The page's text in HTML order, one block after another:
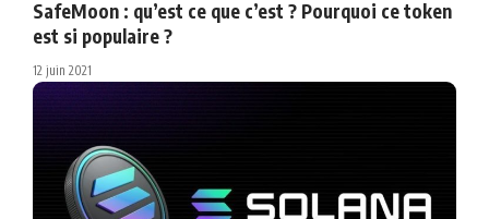
SafeMoon : qu’est ce que c’est ? Pourquoi ce token
est si populaire ?
12 juin 2021